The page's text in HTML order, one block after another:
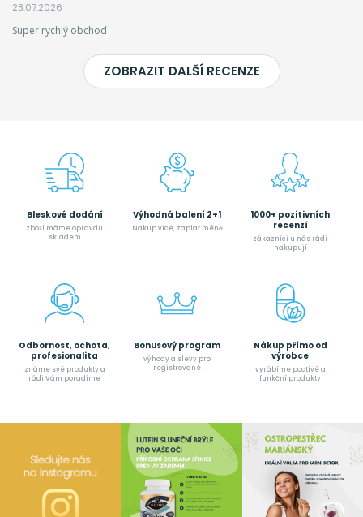
28.07.2026
Super rychlý obchod
ZOBRAZIT DALŠÍ RECENZE
Bleskové dodání
zboží máme opravdu
skladem
Výhodná balení 2+1
Nakup více, zaplať méně
1000+ pozitivních
recenzí
zákazníci u nás rádi
nakupují
Odbornost, ochota,
profesionalita
známe své produkty a
rádi Vám poradíme
Bonusový program
výhody a slevy pro
registrované
Nákup přímo od
výrobce
vyrábíme poctívé a
funkční produkty